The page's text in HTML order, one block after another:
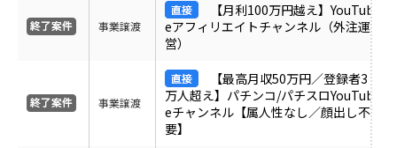
地域
業界・業種
事業譲渡
【月利100万円越え】YouTub
eアフィリエイトチャンネル（外注運
営）
事業譲渡
【最高月収50万円／登録者3
万人超え】パチンコ/パチスロYouTub
eチャンネル【属人性なし／顔出し不
要】